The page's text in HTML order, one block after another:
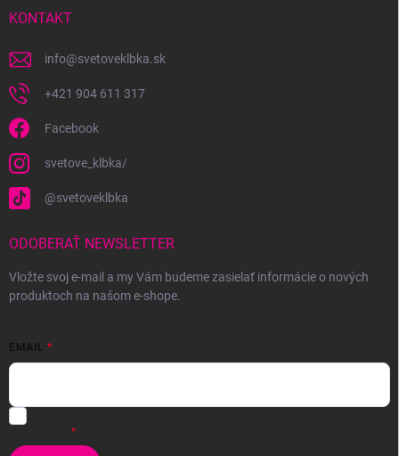
KONTAKT
info@svetoveklbka.sk
+421 904 611 317
Facebook
svetove_klbka/
@svetoveklbka
ODOBERAŤ NEWSLETTER
Vložte svoj e-mail a my Vám budeme zasielať informácie o nových
produktoch na našom e-shope.
EMAIL